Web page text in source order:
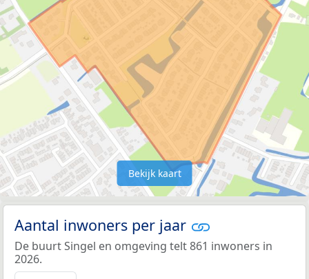
Bekijk kaart
Aantal inwoners per jaar
De buurt Singel en omgeving telt 861 inwoners in
2026.